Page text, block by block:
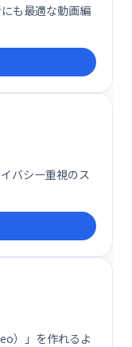
も最適な動画編
バシー重視のス
）」を作れるよ